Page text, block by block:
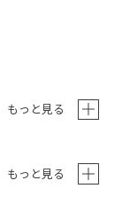
もっと見る
もっと見る